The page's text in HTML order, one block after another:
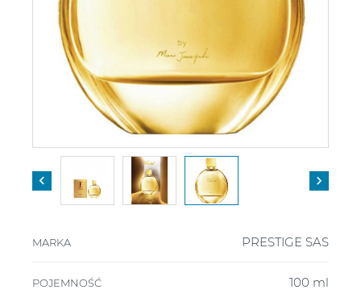
 
MARKA PRESTIGE SAS
POJEMNOŚĆ 100 ml